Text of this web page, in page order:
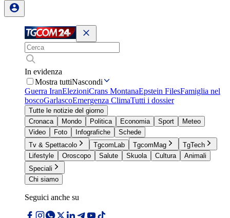
In evidenza
Mostra tuttiNascondi
Guerra IranElezioniCrans MontanaEpstein FilesFamiglia nel
boscoGarlascoEmergenza ClimaTutti i dossier
Tutte le notizie del giorno
Cronaca
Mondo Politica Economia Sport
Meteo
Video
Foto Infografiche
Schede
Tv & Spettacolo
TgcomLab TgcomMag
TgTech
Lifestyle
Oroscopo Salute Skuola Cultura
Animali
Speciali
Chi siamo
Seguici anche su